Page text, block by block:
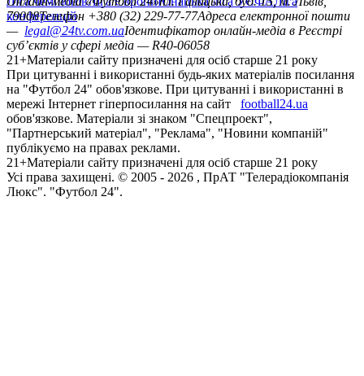
конференцій
79008Телефон +380 (32) 229-77-77Адреса електронної пошти
— legal@24tv.com.uaІдентифікатор онлайн-медіа в Реєстрі
суб’єктів у сфері медіа — R40-06058
21+Матеріали сайту призначені для осіб старше 21 року
При цитуванні і використанні будь-яких матеріалів посилання
на "Футбол 24" обов'язкове. При цитуванні і використанні в
мережі Інтернет гіперпосилання на сайт
football24.ua
обов'язкове. Матеріали зі знаком "Спецпроект",
"Партнерський матеріал", "Реклама", "Новини компаній"
публікуємо на правах реклами.
21+Матеріали сайту призначені для осіб старше 21 року
Усi права захищенi. © 2005 - 2026 , ПрАТ "Телерадіокомпанія
Люкс". "Футбол 24".